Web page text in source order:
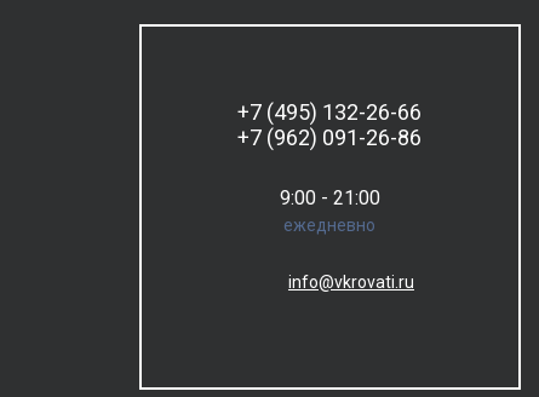
+7 (495) 132-26-66
+7 (962) 091-26-86
9:00 - 21:00
ежедневно
info@vkrovati.ru